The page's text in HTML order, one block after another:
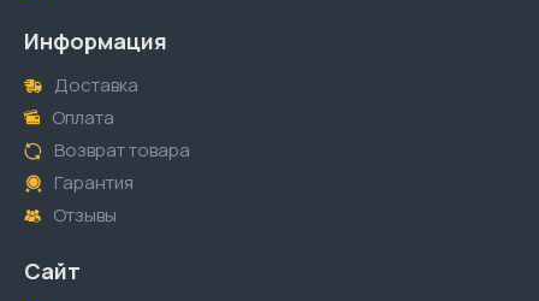
Информация
Доставка
Оплата
Возврат товара
Гарантия
Отзывы
Сайт